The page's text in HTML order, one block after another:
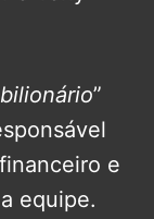
”
e
equipe.